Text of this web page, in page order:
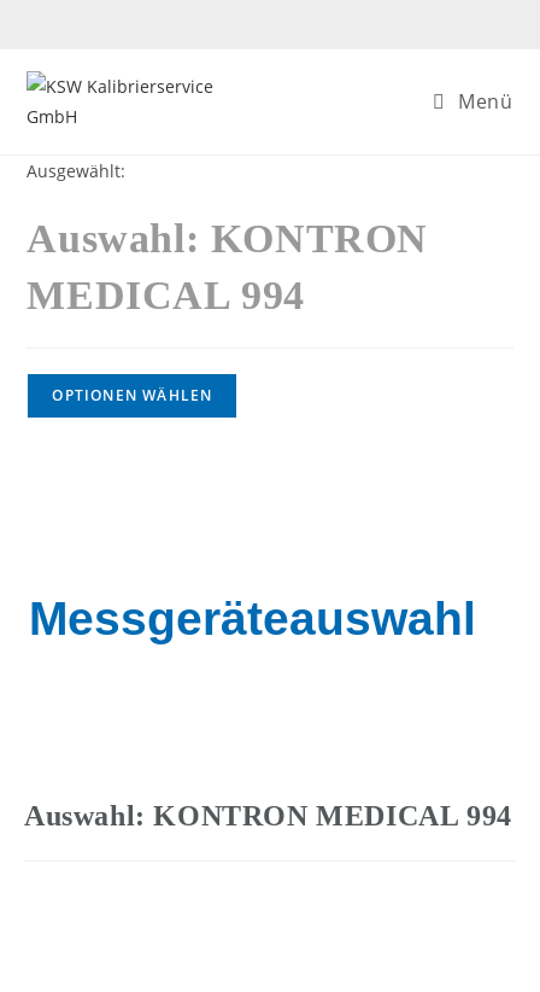
Menü
Ausgewählt:
Auswahl: KONTRON
MEDICAL 994
OPTIONEN WÄHLEN
Messgeräteauswahl
Auswahl: KONTRON MEDICAL 994